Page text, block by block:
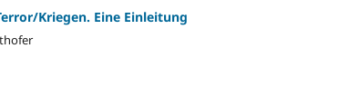
Kriegen. Eine Einleitung